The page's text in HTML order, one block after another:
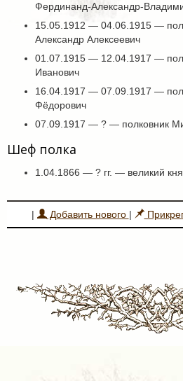
Фердинанд-Александр-
15.05.1912 — 04.06.1915 —
Александр Алексеевич
01.07.1915 — 12.04.1917 —
Иванович
16.04.1917 — 07.09.1917 —
Фёдорович
07.09.1917 — ? — полковник
Шеф полка
1.04.1866 — ? гг. — великий
| Добавить нового |